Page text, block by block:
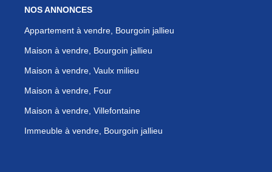
NOS ANNONCES
Appartement à vendre, Bourgoin jallieu
Maison à vendre, Bourgoin jallieu
Maison à vendre, Vaulx milieu
Maison à vendre, Four
Maison à vendre, Villefontaine
Immeuble à vendre, Bourgoin jallieu